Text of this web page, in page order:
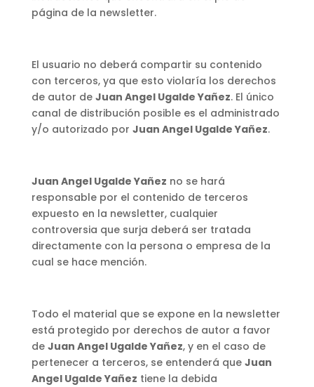
página de la newsletter.
El usuario no deberá compartir su contenido
con terceros, ya que esto violaría los derechos
de autor de Juan Angel Ugalde Yañez. El único
canal de distribución posible es el administrado
y/o autorizado por Juan Angel Ugalde Yañez.
Juan Angel Ugalde Yañez no se hará
responsable por el contenido de terceros
expuesto en la newsletter, cualquier
controversia que surja deberá ser tratada
directamente con la persona o empresa de la
cual se hace mención.
Todo el material que se expone en la newsletter
está protegido por derechos de autor a favor
de Juan Angel Ugalde Yañez, y en el caso de
pertenecer a terceros, se entenderá que Juan
Angel Ugalde Yañez tiene la debida